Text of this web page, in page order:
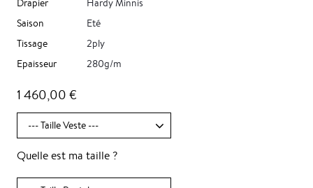
Drapier
Hardy Minnis
Saison
Eté
Tissage
2ply
Epaisseur
280g/m
1 460,00 €
Quelle est ma taille ?